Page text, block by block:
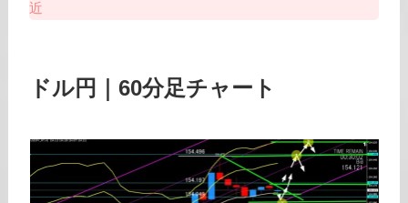
近
ドル円｜60分足チャート